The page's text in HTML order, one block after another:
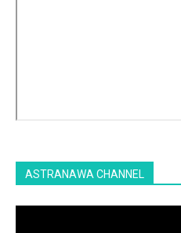
ASTRANAWA CHANNEL